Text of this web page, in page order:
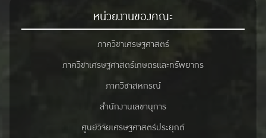
หน่วยงานของคณะ
ภาควิชาเศรษฐศาสตร์
ภาควิชาเศรษฐศาสตร์เกษตรและทรัพยากร
ภาควิชาสหกรณ์
สำนักงานเลขานุการ
ศูนย์วิจัยเศรษฐศาสตร์ประยุกต์